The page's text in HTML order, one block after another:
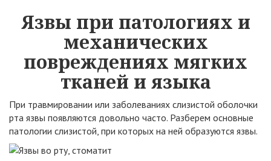
Язвы при патологиях и
механических
повреждениях мягких
тканей и языка
При травмировании или заболеваниях слизистой оболочки
рта язвы появляются довольно часто. Разберем основные
патологии слизистой, при которых на ней образуются язвы.